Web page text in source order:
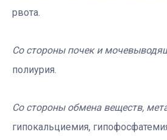
рвота.
Со стороны почек и
полиурия.
Со стороны обмена веществ,
гипокальциемия,